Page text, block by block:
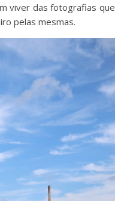
viver das fotografias que
pelas mesmas.